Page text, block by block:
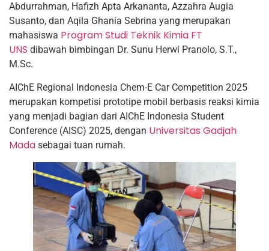
Abdurrahman, Hafizh Apta Arkananta, Azzahra Augia
Susanto, dan Aqila Ghania Sebrina yang merupakan
mahasiswa Program Studi Teknik Kimia FT
UNS dibawah bimbingan Dr. Sunu Herwi Pranolo, S.T.,
M.Sc.
AIChE Regional Indonesia Chem-E Car Competition 2025
merupakan kompetisi prototipe mobil berbasis reaksi kimia
yang menjadi bagian dari AIChE Indonesia Student
Conference (AISC) 2025, dengan Universitas Gadjah
Mada sebagai tuan rumah.